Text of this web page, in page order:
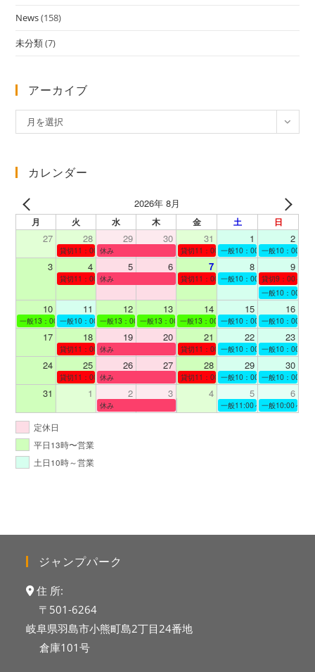
News(158)
未分類(7)
アーカイブ
ー
イ
月を選択
カレンダー
2026年 8月
月 火 水 木 金 土 日
27 28 29 30 31 1 2
貸切11：00～12：00
休み 貸切11：00～12：00一般10：00～19：00
一般10：00～
3 4 5 6 7 8 9
貸切11：00～12：00
休み 貸切11：00～12：00一般10：00～19：00
貸切9：00～10
一般10：00～
10 11 12 13 14 15 16
一般13：00～19：00一般10：00～19：00一般13：00～19：00一般13：00～19：00一般13：00～19：00一般10：00～19：00
一般10：00～
17 18 19 20 21 22 23
貸切11：00～12：00
休み 貸切11：00～13：00一般10：00～19：00
一般10：00～
24 25 26 27 28 29 30
貸切11：00～12：00
休み 貸切11：00～12：00一般10：00～19：00
一般10：00～
31 1 2 3 4 5 6
休み 一般11:00～19:00一般10:00～
定休日
平日13時〜営業
土日10時～営業
ジャンプパーク
住 所:
〒501-6264
岐阜県羽島市小熊町島2丁目24番地
倉庫101号